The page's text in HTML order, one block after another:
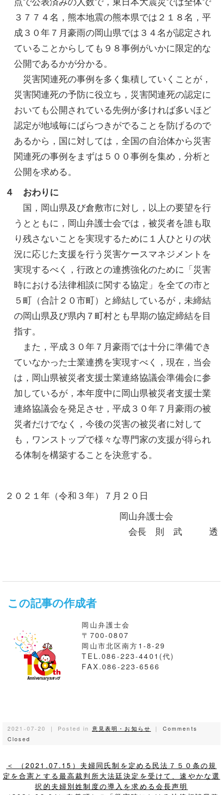
３７７４名，熊本地震の熊本県では２１８名，平
成３０年７月豪雨の岡山県では３４名が認定され
ていることからしても９８事例がいかに限定的な
公開であるかが分かる。
災害関連死の事例を多く集積していくことが，
災害関連死の予防に役立ち，災害関連死の認定に
おいても公開されている先例が多ければ多いほど
認定が地域毎にばらつきがでることを防げるので
あるから，国に対しては，全国の自治体から災害
関連死の事例をまずは５００事例を集め，分析と
公開を求める。
４ おわりに
国，岡山県及び倉敷市に対し，以上の要望を行
うとともに，岡山弁護士会では，被災者を誰も取
り残さないことを実現するために１人ひとりの状
況に応じた支援を行う災害ケースマネジメントを
実現するべく，行政との連携強化のために「災害
時における法律相談に関する協定」を全ての市と
５町（合計２０市町）と締結しているが，未締結
の岡山県及び県内７町村とも早期の協定締結を目
指す。
また，平成３０年７月豪雨では十分に準備でき
ていなかった士業連携を実現すべく，現在，当会
は，岡山県被災者支援士業連絡協議会準備会に参
加しているが，本年度中に岡山県被災者支援士業
連絡協議会を発足させ，平成３０年７月豪雨の被
災者だけでなく，今後の災害の被災者に対して
も，ワンストップで様々な専門家の支援が得られ
る体制を構築することを決意する。
２０２１年（令和３年）７月２０日
岡山弁護士会
会長 則 武 透
この記事の作成者
岡山弁護士会
〒700-0807
岡山市北区南方1-8-29
TEL.086-223-4401(代)
FAX.086-223-6566
2021-07-20 ｜ Posted in 意見表明・お知らせ ｜ Comments
Closed
＜ （2021.07.15）夫婦同氏制を定める民法７５０条の規
定を合憲とする最高裁判所大法廷決定を受けて、速やかな選
択的夫婦別姓制度の導入を求める会長声明